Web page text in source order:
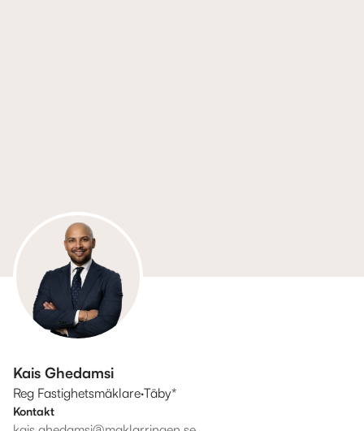
Kais Ghedamsi
Reg Fastighetsmäklare·Täby*
Kontakt